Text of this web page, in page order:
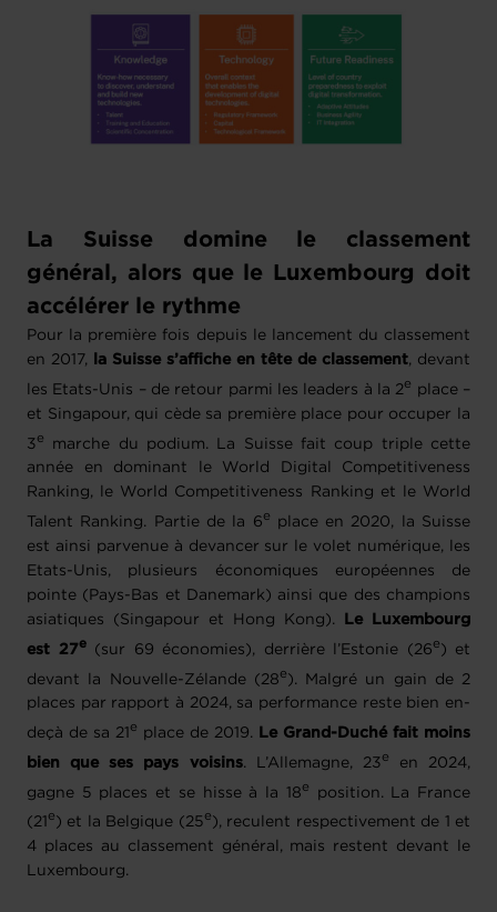
La Suisse domine le classement
général, alors que le Luxembourg doit
accélérer le rythme
Pour la première fois depuis le lancement du classement
en 2017,
la Suisse s’affiche en tête de classement, devant
les Etats-Unis – de retour parmi les leaders à la 2e
place –
et Singapour, qui cède sa première place pour occuper la
3e
marche du podium. La Suisse fait coup triple cette
année en dominant le World Digital Competitiveness
Ranking, le World Competitiveness Ranking et le World
Talent Ranking. Partie de la 6e place en 2020, la Suisse
est ainsi parvenue à devancer sur le volet numérique, les
Etats-Unis, plusieurs économiques européennes de
pointe (Pays-Bas et Danemark) ainsi que des champions
asiatiques (Singapour et Hong Kong).
Le Luxembourg
est 27e(sur 69 économies), derrière l’Estonie (26e ) et
devant la Nouvelle-Zélande (28e ). Malgré un gain de 2
places par rapport à 2024, sa performance reste bien en-
deçà de sa 21 e place de 2019. Le Grand-Duché fait moins
bien que ses pays voisins. L’Allemagne, 23e en 2024,
gagne 5 places et se hisse à la 18e position. La France
(21 e ) et la Belgique (25e ), reculent respectivement de 1 et
4 places au classement général, mais restent devant le
Luxembourg.